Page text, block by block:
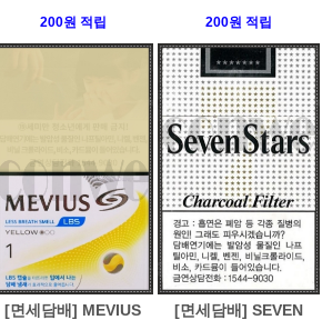
200원 적립 200원 적립
[면세담배] MEVIUS
[면세담배] SEVEN